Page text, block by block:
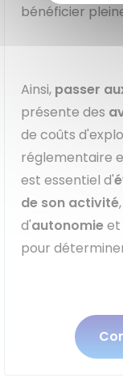
bénéficier
Ainsi, passer
présente des
de coûts
réglementaire
est essentiel d'
de son activité
d'autonomieet
pour